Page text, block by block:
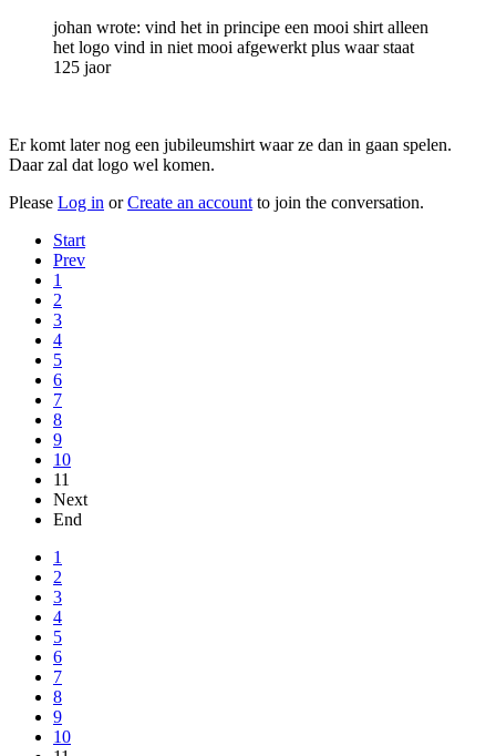
johan wrote: vind het in principe een mooi shirt alleen
het logo vind in niet mooi afgewerkt plus waar staat
125 jaor
Er komt later nog een jubileumshirt waar ze dan in gaan spelen.
Daar zal dat logo wel komen.
Please Log in orCreate an account to join the conversation.
Start
Prev
1
2
3
4
5
6
7
8
9
10
11
Next
End
1
2
3
4
5
6
7
8
9
10